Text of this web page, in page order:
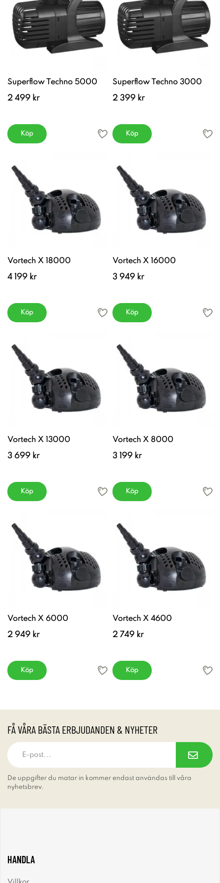
Superflow Techno 5000
2 499 kr
Köp
Superflow Techno 3000
2 399 kr
Köp
Vortech X 18000
4 199 kr
Köp
Vortech X 16000
3 949 kr
Köp
Vortech X 13000
3 699 kr
Köp
Vortech X 8000
3 199 kr
Köp
Vortech X 6000
2 949 kr
Köp
Vortech X 4600
2 749 kr
Köp
FÅ VÅRA BÄSTA ERBJUDANDEN & NYHETER
De uppgifter du matar in kommer endast användas till våra
nyhetsbrev.
HANDLA